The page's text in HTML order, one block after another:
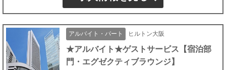
アルバイト・パート ヒルトン大阪
★アルバイト★ゲストサービス【宿泊部
門・エグゼクティブラウンジ】